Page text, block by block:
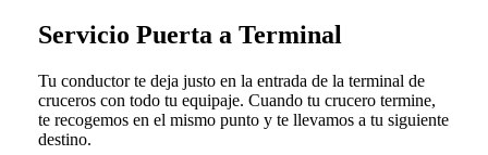
Servicio Puerta a Terminal
Tu conductor te deja justo en la entrada de la terminal de
cruceros con todo tu equipaje. Cuando tu crucero termine,
te recogemos en el mismo punto y te llevamos a tu siguiente
destino.